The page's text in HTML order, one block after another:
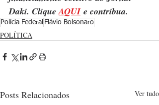
Daki. Clique AQUI e contribua.
Polícia Federal Flávio Bolsonaro
POLÍTICA
Posts Relacionados Ver tudo